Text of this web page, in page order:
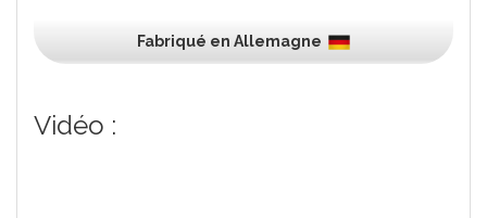
Fabriqué en Allemagne
Vidéo :